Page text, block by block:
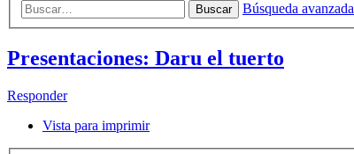
Buscar Búsqueda avanzada
Presentaciones: Daru el tuerto
Responder
Vista para imprimir